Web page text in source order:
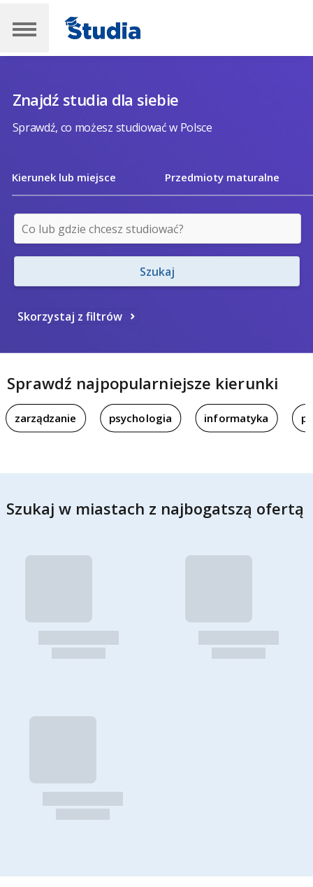
Znajdź studia dla siebie
Sprawdź, co możesz studiować w Polsce
Kierunek lub miejsce Przedmioty maturalne
Szukaj
Skorzystaj z filtrów
Sprawdź najpopularniejsze kierunki
zarządzanie psychologia informatyka
Szukaj w miastach z najbogatszą ofertą